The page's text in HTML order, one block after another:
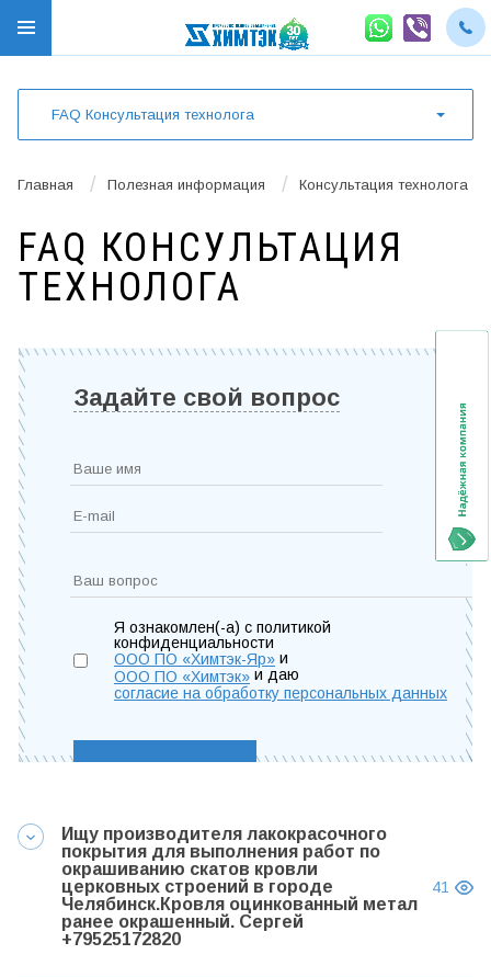
FAQ Консультация технолога
Главная / Полезная информация / Консультация технолога
FAQ КОНСУЛЬТАЦИЯ
ТЕХНОЛОГА
Задайте свой вопрос
Я ознакомлен(-а) с политикой
конфиденциальности
ООО ПО «Химтэк-Яр» и
ООО ПО «Химтэк» и даю
согласие на обработку персональных данных
Ищу производителя лакокрасочного
покрытия для выполнения работ по
окрашиванию скатов кровли
церковных строений в городе
Челябинск.Кровля оцинкованный метал
ранее окрашенный. Сергей
+79525172820
41